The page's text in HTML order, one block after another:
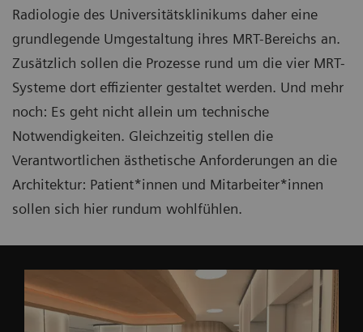
Radiologie des Universitätsklinikums daher eine
grundlegende Umgestaltung ihres MRT-Bereichs an.
Zusätzlich sollen die Prozesse rund um die vier MRT-
Systeme dort effizienter gestaltet werden. Und mehr
noch: Es geht nicht allein um technische
Notwendigkeiten. Gleichzeitig stellen die
Verantwortlichen ästhetische Anforderungen an die
Architektur: Patient*innen und Mitarbeiter*innen
sollen sich hier rundum wohlfühlen.